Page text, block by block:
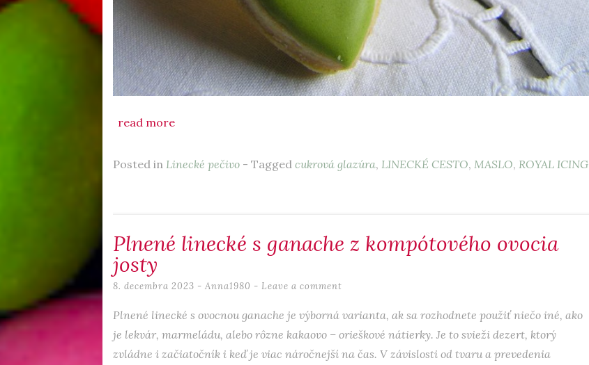
read more
Posted in Linecké pečivo - Tagged cukrová glazúra, LINECKÉ CESTO, MASLO, ROYAL ICING
Plnené linecké s ganache z kompótového ovocia
josty
8. decembra 2023 - Anna1980 Leave a comment
Plnené linecké s ovocnou ganache je výborná varianta, ak sa rozhodnete použiť niečo iné, ako
je lekvár, marmeládu, alebo rôzne kakaovo – orieškové nátierky. Je to svieži dezert, ktorý
zvládne i začiatočník i keď je viac náročnejší na čas. V závislosti od tvaru a prevedenia